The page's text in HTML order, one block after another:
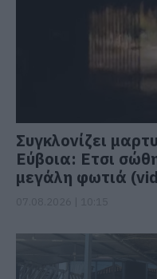
Συγκλονίζει
Εύβοια: Ετσι
μεγάλη φωτιά